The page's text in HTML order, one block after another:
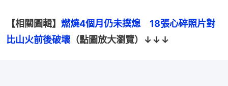
【相關圖輯】 燃燒4個月仍未撲熄　18張心碎照片對
比山火前後破壞 （點圖放大瀏覽）↓↓↓